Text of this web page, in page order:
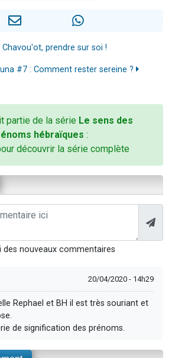
prendre sur soi !
#7 : Comment rester sereine ?
partie de la série Le sens des
hébraïques :
découvrir la série complète
des nouveaux commentaires
20/04/2020 - 14h29
Rephael et BH il est très souriant et
de signification des prénoms.